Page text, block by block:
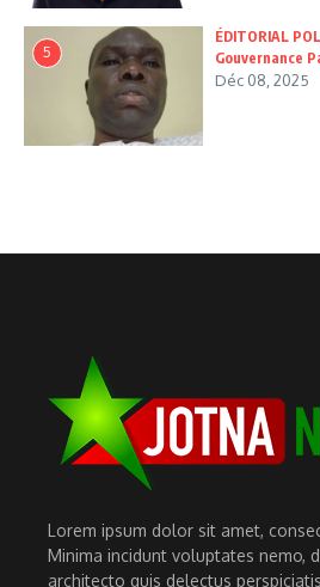
5
ÉDITORIAL
Gouvernance
Déc 08, 2025
Lorem ipsum dolor sit amet,
Minima incidunt voluptates nemo,
architecto quis delectus